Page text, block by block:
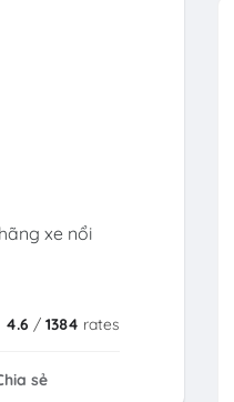
xe nổi
4.6 /1384 rates
sẻ